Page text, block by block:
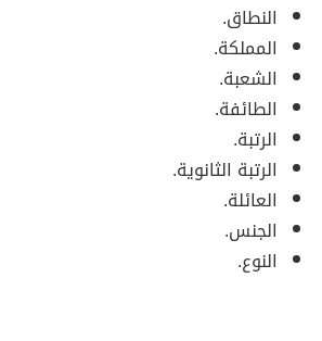
النطاق.
المملكة.
الشعبة.
الطائفة.
الرتبة.
الرتبة الثانوية.
العائلة.
الجنس.
النوع.